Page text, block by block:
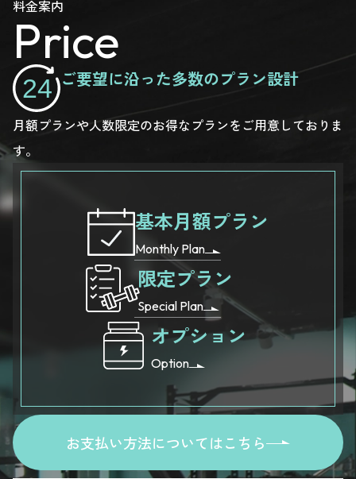
料金案内
Price
ご要望に沿った多数のプラン設計
月額プランや人数限定のお得なプランをご用意しておりま
す。
基本月額プラン
Monthly Plan
限定プラン
Special Plan
オプション
Option
お支払い方法についてはこちら